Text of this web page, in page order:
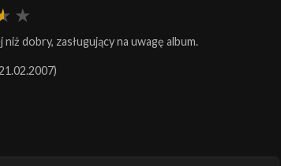
dobry, zasługujący na uwagę album.